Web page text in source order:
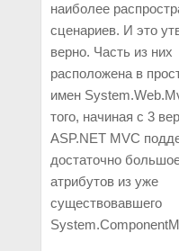
наиболее
сценариев. И это
верно. Часть из них
расположена в
имен
того, начиная с 3
ASP.NET MVC
достаточно
атрибутов из уже
существовавшего